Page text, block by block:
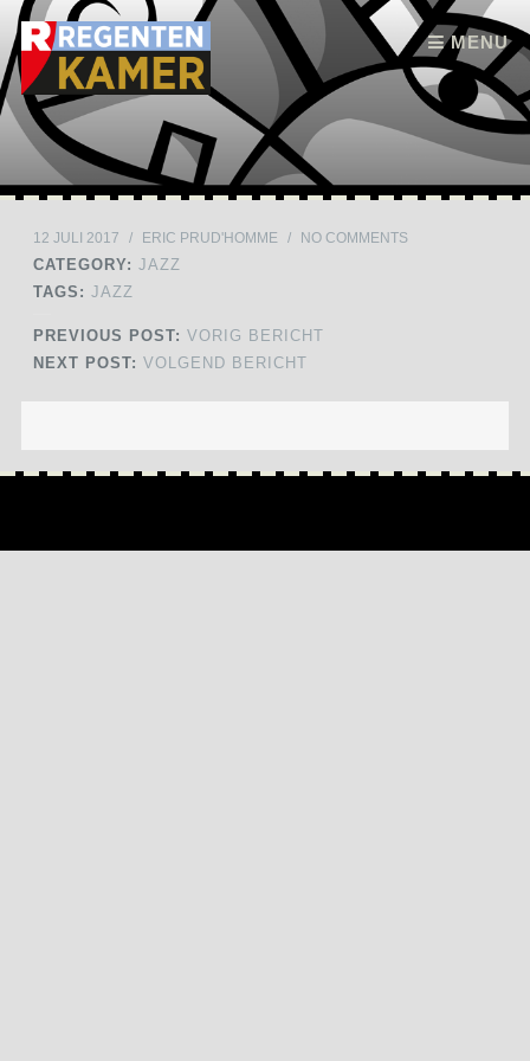
MENU
Skip to content
12 JULI 2017 / ERIC PRUD'HOMME / NO COMMENTS
CATEGORY: JAZZ
TAGS: JAZZ
PREVIOUS POST: VORIG BERICHT
NEXT POST: VOLGEND BERICHT